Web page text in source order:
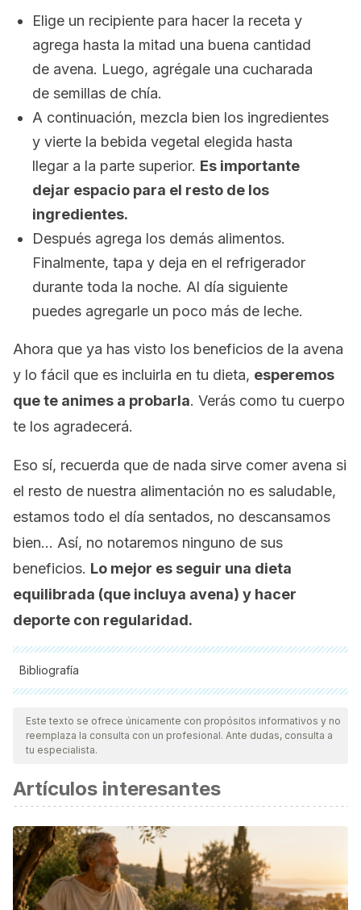
Elige un recipiente para hacer la receta y
agrega hasta la mitad una buena cantidad
de avena. Luego, agrégale una cucharada
de semillas de chía.
A continuación, mezcla bien los ingredientes
y vierte la bebida vegetal elegida hasta
llegar a la parte superior. Es importante
dejar espacio para el resto de los
ingredientes.
Después agrega los demás alimentos.
Finalmente, tapa y deja en el refrigerador
durante toda la noche. Al día siguiente
puedes agregarle un poco más de leche.
Ahora que ya has visto los beneficios de la avena
y lo fácil que es incluirla en tu dieta, esperemos
que te animes a probarla. Verás como tu cuerpo
te los agradecerá.
Eso sí, recuerda que de nada sirve comer avena si
el resto de nuestra alimentación no es saludable,
estamos todo el día sentados, no descansamos
bien… Así, no notaremos ninguno de sus
beneficios. Lo mejor es seguir una dieta
equilibrada (que incluya avena) y hacer
deporte con regularidad.
Bibliografía
Todas las fuentes citadas fueron revisadas a profundidad por
nuestro equipo, para asegurar su calidad, confiabilidad,
vigencia y validez.La bibliografía de este artículo fue
científica.
Chandalia, M., Garg, A., Lutjohann, D., Von Bergmann, K.,
Grundy, S. M., & Brinkley, L. J. (2000). Beneficial effects of
high dietary fiber intake in patients with type 2 diabetes
mellitus.New England Journal of Medicine,342(19), 1392-
1398. Available at:
Este texto se ofrece únicamente con propósitos informativos y no
reemplaza la consulta con un profesional. Ante dudas, consulta a
tu especialista.
Artículos interesantes